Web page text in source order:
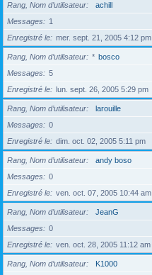
Rang, Nom d’utilisateur
achill
Messages
1
Enregistré le
mer. sept. 21, 2005 4:12 pm
Rang, Nom d’utilisateur * bosco
Messages
5
Enregistré le
lun. sept. 26, 2005 5:29 pm
Rang, Nom d’utilisateur
larouille
Messages
0
Enregistré le
dim. oct. 02, 2005 5:11 pm
Rang, Nom d’utilisateur
andy boso
Messages
0
Enregistré le
ven. oct. 07, 2005 10:44 am
Rang, Nom d’utilisateur
JeanG
Messages
0
Enregistré le
ven. oct. 28, 2005 11:12 am
Rang, Nom d’utilisateur
K1000